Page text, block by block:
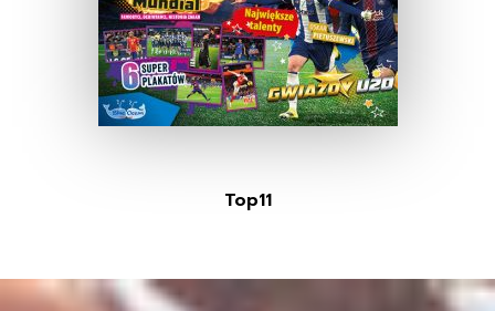
Top11